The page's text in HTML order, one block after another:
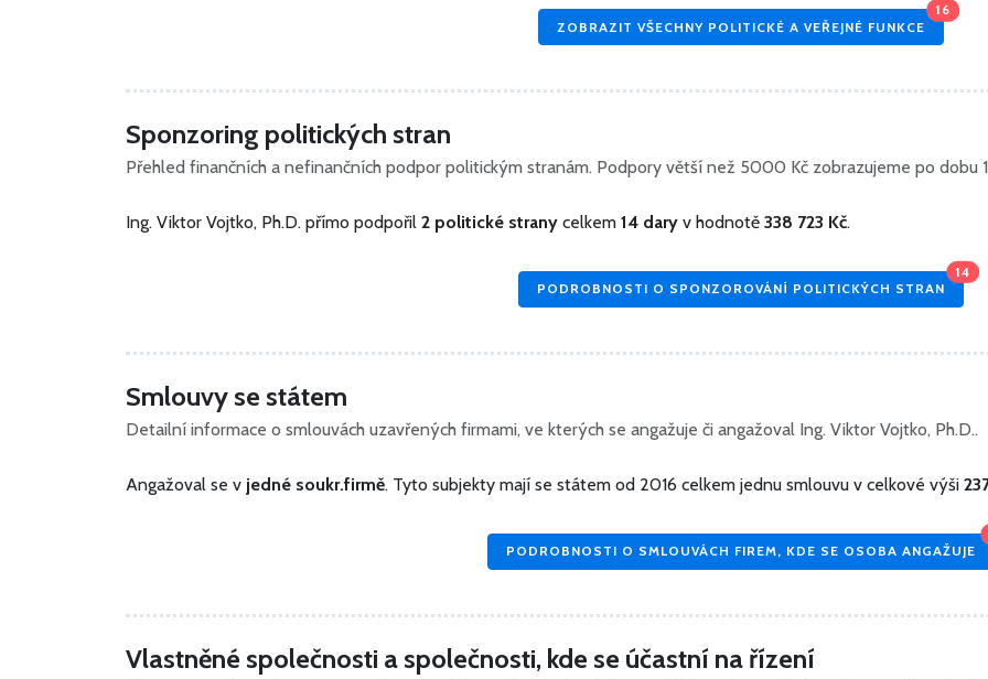
ZOBRAZIT VŠECHNY POLITICKÉ A VEŘEJNÉ FUNKCE
16
Sponzoring politických stran
Přehled finančních a nefinančních podpor politickým stranám. Podpory větší než 5000 Kč zobrazujeme po
Ing. Viktor Vojtko, Ph.D. přímo podpořil 2 politické strany celkem 14 dary v hodnotě 338 723 Kč.
PODROBNOSTI O SPONZOROVÁNÍ POLITICKÝCH STRAN
14
Smlouvy se státem
Detailní informace o smlouvách uzavřených firmami, ve kterých se angažuje či angažoval Ing. Viktor Vojtko, Ph.D..
Angažoval se v jedné soukr.firmě. Tyto subjekty mají se státem od 2016 celkem jednu smlouvu v celkové výši
PODROBNOSTI O SMLOUVÁCH FIREM, KDE SE OSOBA ANGAŽUJE
Vlastněné společnosti a společnosti, kde se účastní na řízení